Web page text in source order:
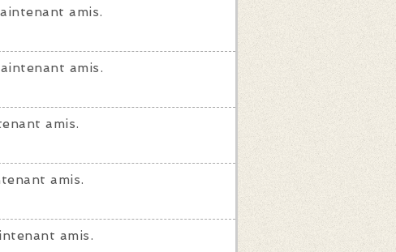
amis.
amis.
amis.
amis.
amis.